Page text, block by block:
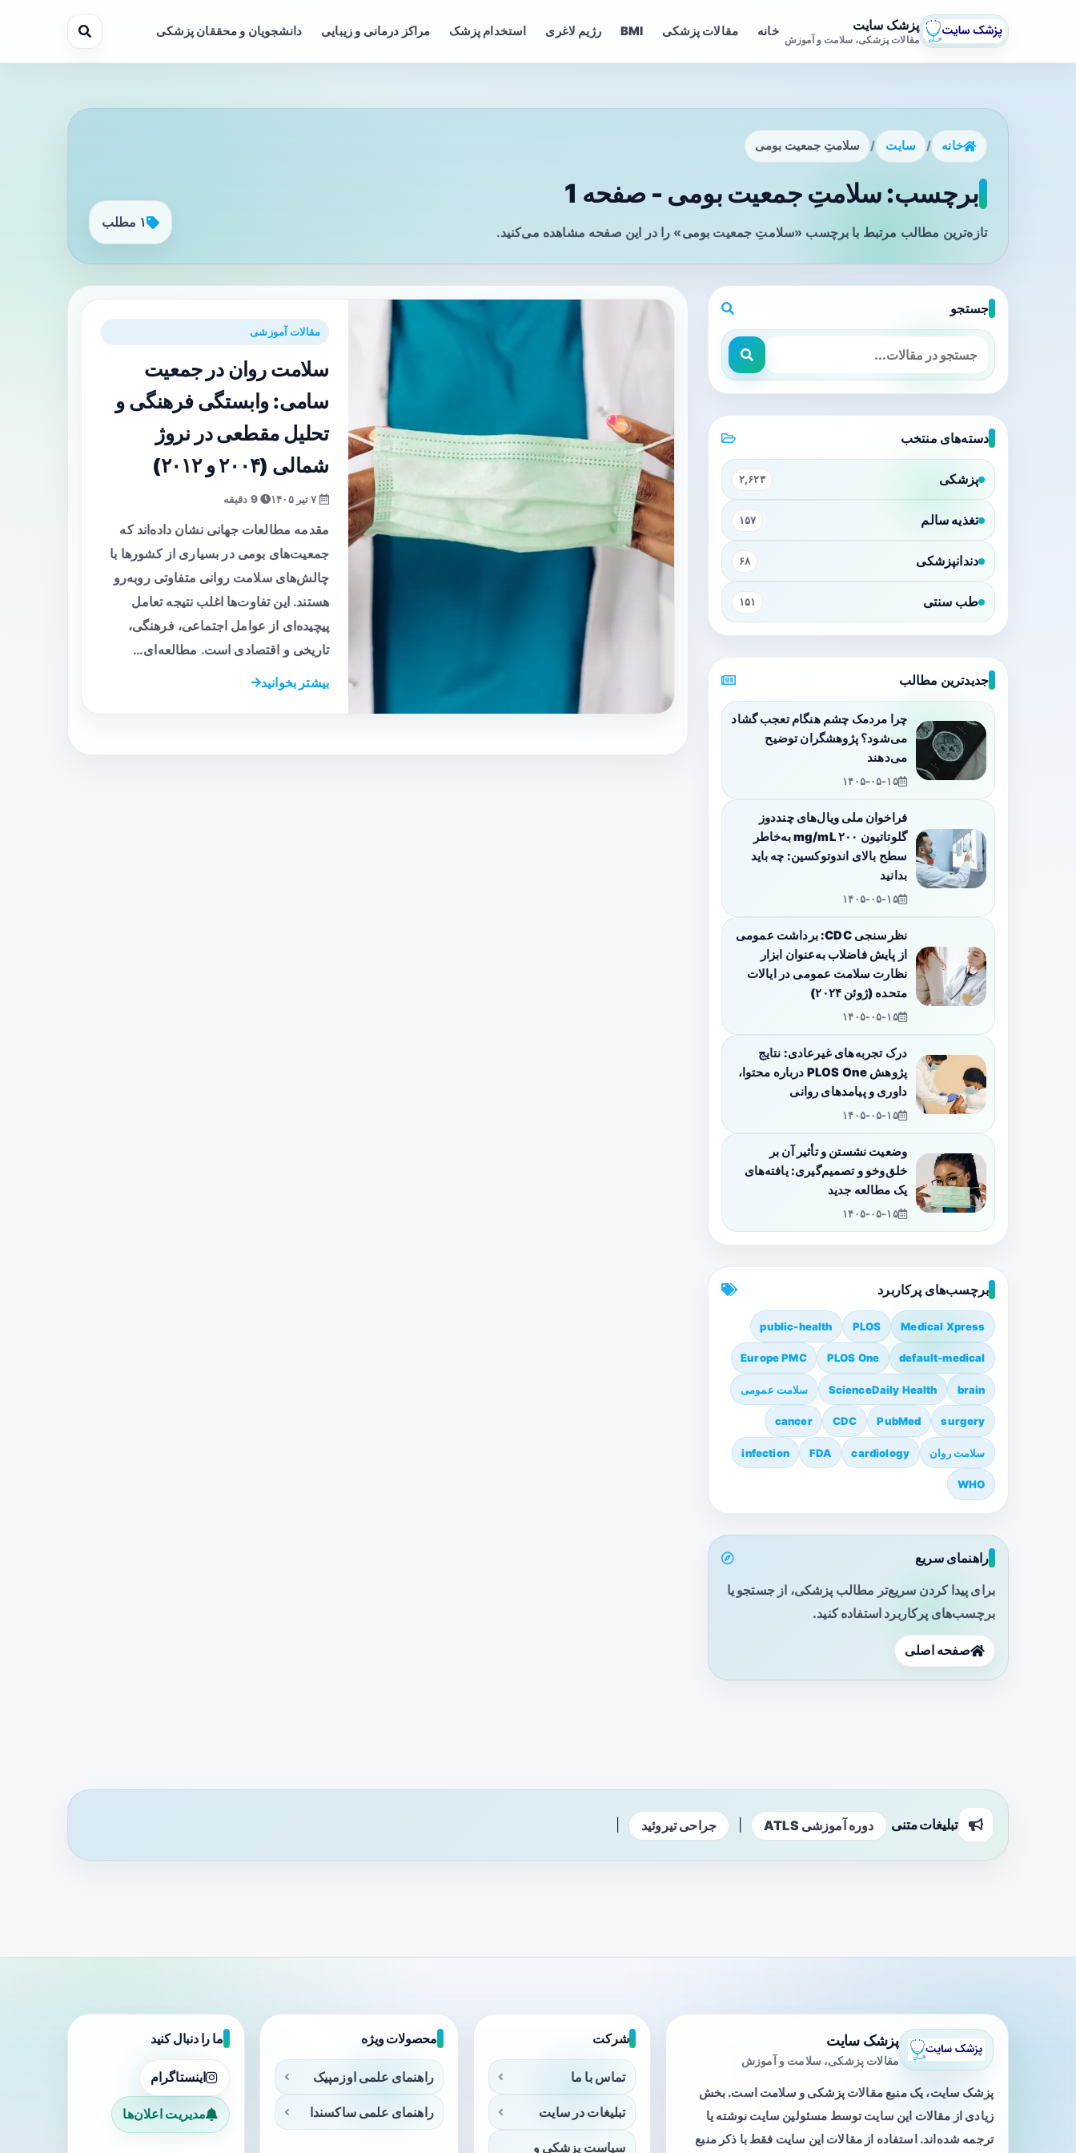
پزشک سایت
مقالات پزشکی، سلامت و آموزش
خانه مقالات پزشکی BMI رژیم لاغری استخدام پزشک مراکز درمانی و زیبایی دانشجویان و محققان پزشکی
خانه / سایت / سلامتِ جمعیت بومی
برچسب: سلامتِ جمعیت بومی - صفحه 1
تازه‌ترین مطالب مرتبط با برچسب «سلامتِ جمعیت بومی» را در این صفحه مشاهده می‌کنید.
۱ مطلب
مقالات آموزشی
سلامت روان در جمعیت
سامی: وابستگی فرهنگی و
تحلیل مقطعی در نروژ
شمالی (۲۰۰۴ و ۲۰۱۲)
9 دقیقه
مقدمه مطالعات جهانی نشان داده‌اند که
جمعیت‌های بومی در بسیاری از کشورها با
چالش‌های سلامت روانی متفاوتی روبه‌رو
هستند. این تفاوت‌ها اغلب نتیجه تعامل
پیچیده‌ای از عوامل اجتماعی، فرهنگی،
تاریخی و اقتصادی است. مطالعه‌ای…
بیشتر بخوانید
جستجو
دسته‌های منتخب
پزشکی ۲,۶۲۳
تغذیه سالم ۱۵۷
دندانپزشکی ۶۸
طب سنتی ۱۵۱
جدیدترین مطالب
چرا مردمک چشم هنگام تعجب گشاد
می‌شود؟ پژوهشگران توضیح
می‌دهند
۱۴۰۵-۰۵-۱۵
فراخوان ملی ویال‌های چنددوز
گلوتاتیون ۲۰۰ mg/mL به‌خاطر
سطح بالای اندوتوکسین: چه باید
بدانید
۱۴۰۵-۰۵-۱۵
نظرسنجی CDC: برداشت عمومی
از پایش فاضلاب به‌عنوان ابزار
نظارت سلامت عمومی در ایالات
متحده (ژوئن ۲۰۲۴)
۱۴۰۵-۰۵-۱۵
درک تجربه‌های غیرعادی: نتایج
پژوهش PLOS One درباره محتوا،
داوری و پیامدهای روانی
۱۴۰۵-۰۵-۱۵
وضعیت نشستن و تأثیر آن بر
خلق‌وخو و تصمیم‌گیری: یافته‌های
یک مطالعه جدید
۱۴۰۵-۰۵-۱۵
برچسب‌های پرکاربرد
Medical Xpress
PLOS
public-health
default-medical
PLOS One
Europe PMC
brain
ScienceDaily Health سلامت عمومی
surgery
PubMed
CDC
cancer
سلامت روان cardiology
FDA
infection
WHO
راهنمای سریع
برای پیدا کردن سریع‌تر مطالب پزشکی، از جستجو یا
برچسب‌های پرکاربرد استفاده کنید.
صفحه اصلی
تبلیغات متنی دوره آموزشی ATLS جراحی تیروئید
پزشک سایت
مقالات پزشکی، سلامت و آموزش
پزشک سایت، یک منبع مقالات پزشکی و سلامت است. بخش
زیادی از مقالات این سایت توسط مسئولین سایت نوشته یا
ترجمه شده‌اند. استفاده از مقالات این سایت فقط با ذکر منبع
شرکت
تماس با ما
تبلیغات در سایت
سیاست پزشکی و
محصولات ویژه
راهنمای علمی اوزمپیک
راهنمای علمی ساکسندا
ما را دنبال کنید
اینستاگرام
مدیریت اعلان‌ها